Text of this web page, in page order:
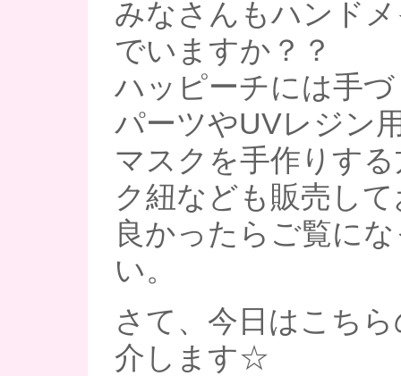
みなさんもハンド
でいますか？？
ハッピーチには手
パーツやUVレジン
マスクを手作りす
ク紐なども販売し
良かったらご覧に
い。
さて、今日はこち
介します☆